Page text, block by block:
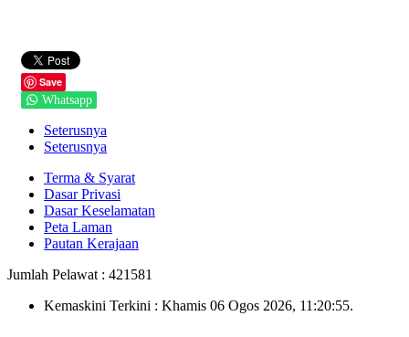
Save
Whatsapp
Seterusnya
Seterusnya
Terma & Syarat
Dasar Privasi
Dasar Keselamatan
Peta Laman
Pautan Kerajaan
Jumlah Pelawat : 421581
Kemaskini Terkini : Khamis 06 Ogos 2026, 11:20:55.